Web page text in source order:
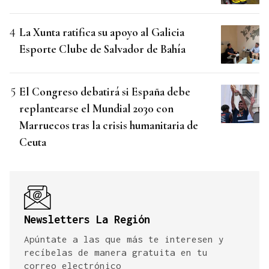
La Xunta ratifica su apoyo al Galicia
Esporte Clube de Salvador de Bahía
El Congreso debatirá si España debe
replantearse el Mundial 2030 con
Marruecos tras la crisis humanitaria de
Ceuta
Newsletters La Región
Apúntate a las que más te interesen y
recíbelas de manera gratuita en tu
correo electrónico